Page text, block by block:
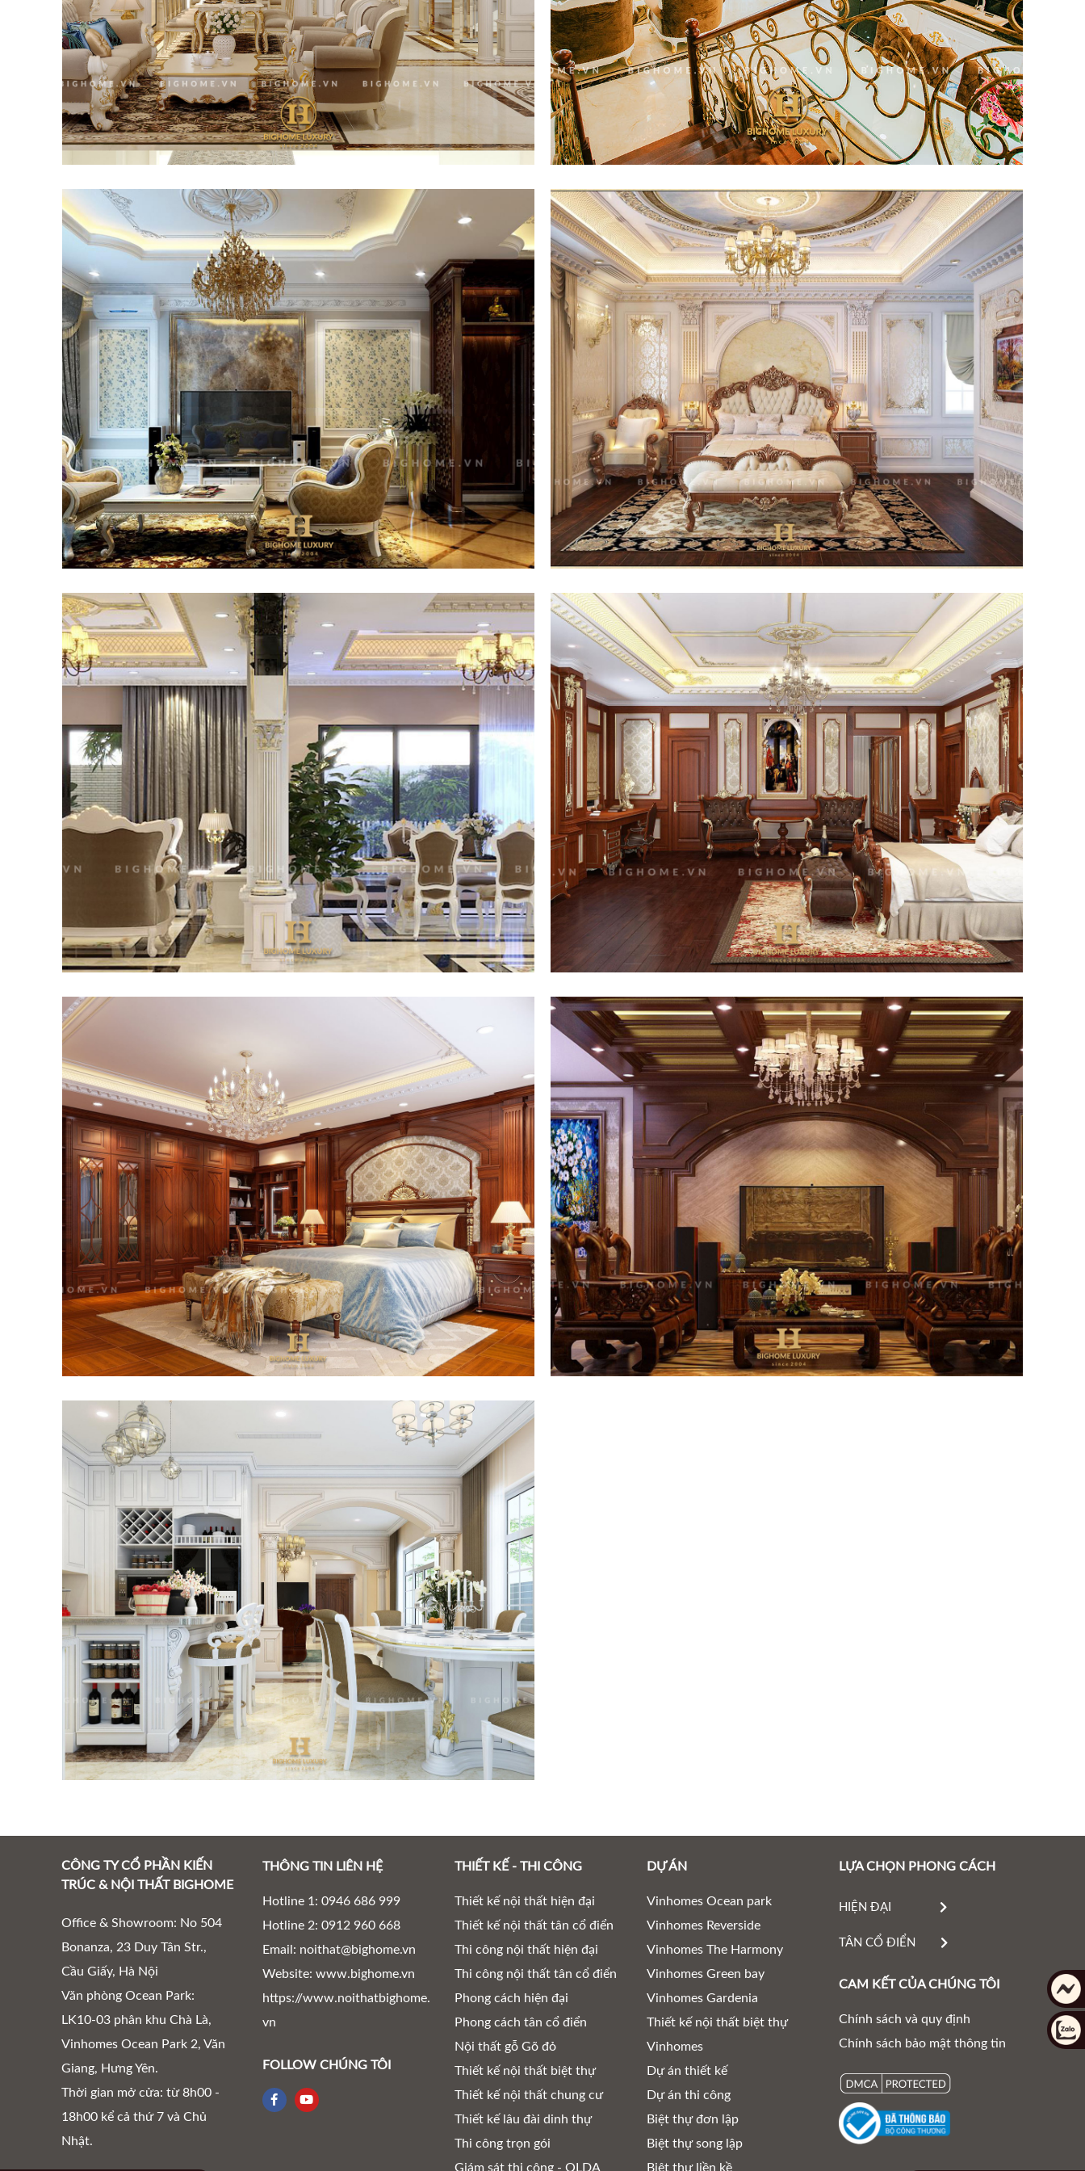
CÔNG TY CỔ PHẦN KIẾN
TRÚC & NỘI THẤT BIGHOME
Office & Showroom: No 504
Bonanza, 23 Duy Tân Str.,
Cầu Giấy, Hà Nội
Văn phòng Ocean Park:
LK10-03 phân khu Chà Là,
Vinhomes Ocean Park 2, Văn
Giang, Hưng Yên.
Thời gian mở cửa: từ 8h00 -
18h00 kể cả thứ 7 và Chủ
Nhật.
THÔNG TIN LIÊN HỆ
Hotline 1: 0946 686 999
Hotline 2: 0912 960 668
Email: noithat@bighome.vn
Website: www.bighome.vn
https://www.noithatbighome.
vn
FOLLOW CHÚNG TÔI
THIẾT KẾ - THI CÔNG
Thiết kế nội thất hiện đại
Thiết kế nội thất tân cổ điển
Thi công nội thất hiện đại
Thi công nội thất tân cổ điển
Phong cách hiện đại
Phong cách tân cổ điển
Nội thất gỗ Gõ đỏ
Thiết kế nội thất biệt thự
Thiết kế nội thất chung cư
Thiết kế lâu đài dinh thự
Thi công trọn gói
Giám sát thi công - QLDA
DỰ ÁN
Vinhomes Ocean park
Vinhomes Reverside
Vinhomes The Harmony
Vinhomes Green bay
Vinhomes Gardenia
Thiết kế nội thất biệt thự
Vinhomes
Dự án thiết kế
Dự án thi công
Biệt thự đơn lập
Biệt thự song lập
Biệt thự liền kề
LỰA CHỌN PHONG CÁCH
HIỆN ĐẠI
TÂN CỔ ĐIỂN
CAM KẾT CỦA CHÚNG TÔI
Chính sách và quy định
Chính sách bảo mật thông tin